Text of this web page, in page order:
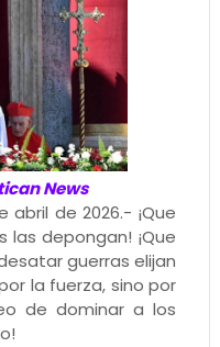
News
abril de 2026.- ¡Que
las depongan! ¡Que
guerras elijan
la fuerza, sino por
de dominar a los